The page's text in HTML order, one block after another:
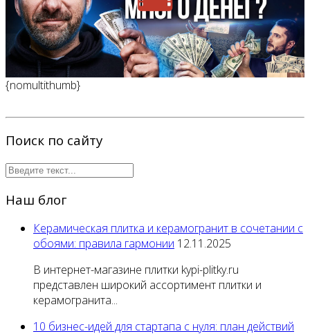
{nomultithumb}
Поиск по сайту
Наш блог
Керамическая плитка и керамогранит в сочетании с
обоями: правила гармонии 12.11.2025
В интернет-магазине плитки kypi-plitky.ru
представлен широкий ассортимент плитки и
керамогранита...
10 бизнес-идей для стартапа с нуля: план действий